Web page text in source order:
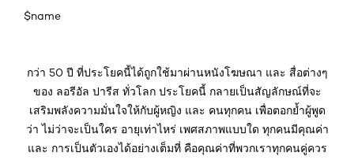
$name
กว่า 50 ปี ที่ประโยคนี้ได้ถูกใช้มาผ่านหนังโฆษณา และ สื่อต่างๆ
ของ ลอรีอัล ปารีส ทั่วโลก ประโยคนี้ กลายเป็นสัญลักษณ์ที่จะ
เสริมพลังความมั่นใจให้กับผู้หญิง และ คนทุกคน เพื่อตอกย้ำผู้พูด
ว่า ไม่ว่าจะเป็นใคร อายุเท่าไหร่ เพศสภาพแบบใด ทุกคนมีคุณค่า
และ การเป็นตัวเองได้อย่างเต็มที่ คือคุณค่าที่พวกเราทุกคนคู่ควร